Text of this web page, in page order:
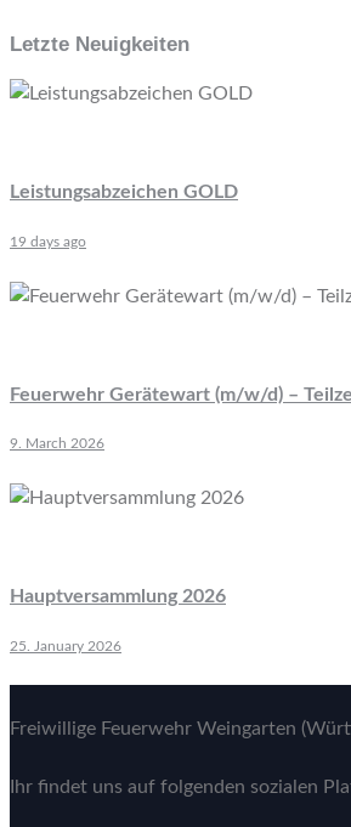
Letzte Neuigkeiten
Leistungsabzeichen GOLD
19 days ago
Feuerwehr Gerätewart (m/w/d) –
9. March 2026
Hauptversammlung 2026
25. January 2026
Freiwillige Feuerwehr Weingarten
Ihr findet uns auf folgenden sozialen